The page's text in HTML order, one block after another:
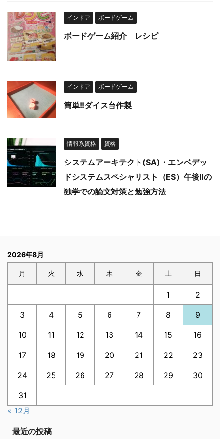
インドア ボードゲーム
ボードゲーム紹介 レシピ
インドア ボードゲーム
簡単!!ダイス台作製
情報系資格 資格
システムアーキテクト(SA)・エンベデッ
ドシステムスペシャリスト（ES）午後Ⅱの
独学での論文対策と勉強方法
2026年8月
月 火 水 木 金 土 日
1 2
3 4 5 6 7 8 9
10 11 12 13 14 15 16
17 18 19 20 21 22 23
24 25 26 27 28 29 30
31
« 12月
最近の投稿